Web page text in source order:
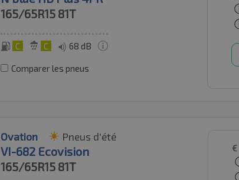
165/65R15 81T
C C 68 dB
Comparer les pneus
Ovation Pneus d'été
VI-682 Ecovision
165/65R15 81T
€